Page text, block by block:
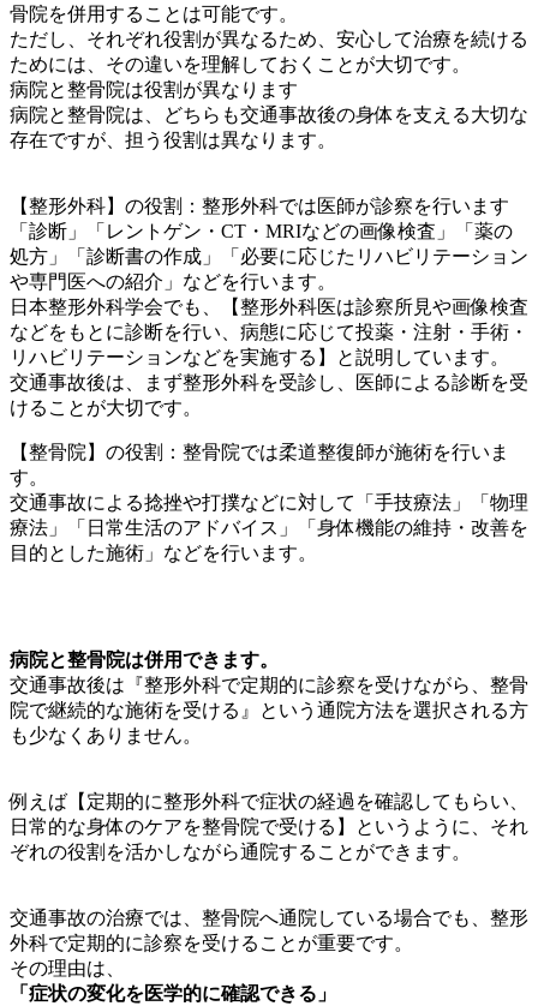
骨院を併用することは可能です。
ただし、それぞれ役割が異なるため、安心して治療を続ける
ためには、その違いを理解しておくことが大切です。
病院と整骨院は役割が異なります
病院と整骨院は、どちらも交通事故後の身体を支える大切な
存在ですが、担う役割は異なります。
【整形外科】の役割：整形外科では医師が診察を行います
「診断」「レントゲン・CT・MRIなどの画像検査」「薬の
処方」「診断書の作成」「必要に応じたリハビリテーション
や専門医への紹介」などを行います。
日本整形外科学会でも、【整形外科医は診察所見や画像検査
などをもとに診断を行い、病態に応じて投薬・注射・手術・
リハビリテーションなどを実施する】と説明しています。
交通事故後は、まず整形外科を受診し、医師による診断を受
けることが大切です。
【整骨院】の役割：整骨院では柔道整復師が施術を行いま
す。
交通事故による捻挫や打撲などに対して「手技療法」「物理
療法」「日常生活のアドバイス」「身体機能の維持・改善を
目的とした施術」などを行います。
病院と整骨院は併用できます。
交通事故後は『整形外科で定期的に診察を受けながら、整骨
院で継続的な施術を受ける』という通院方法を選択される方
も少なくありません。
例えば【定期的に整形外科で症状の経過を確認してもらい、
日常的な身体のケアを整骨院で受ける】というように、それ
ぞれの役割を活かしながら通院することができます。
交通事故の治療では、整骨院へ通院している場合でも、整形
外科で定期的に診察を受けることが重要です。
その理由は、
「症状の変化を医学的に確認できる」